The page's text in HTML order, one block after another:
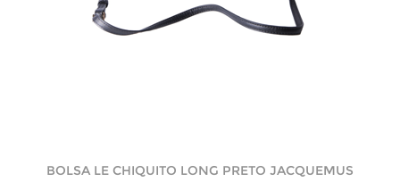
BOLSA LE CHIQUITO LONG PRETO JACQUEMUS